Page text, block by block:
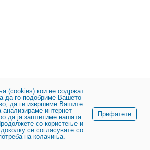
(cookies) кои не содржат
да го подобриме Вашето
да ги извршиме Вашите
интернет
да ја заштитиме нашата
со користење и
се согласувате со
на колачиња.
Прифатете